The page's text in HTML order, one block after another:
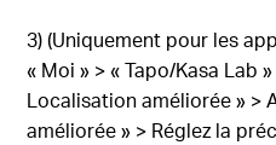
3) (Uniquement pour les
« Moi » > « Tapo/Kasa Lab
Localisation améliorée » >
améliorée » > Réglez la